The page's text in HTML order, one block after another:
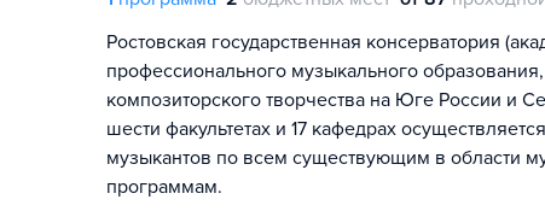
Ростовская государственная консерватория
профессионального музыкального
композиторского творчества на Юге России и
шести факультетах и 17 кафедрах
музыкантов по всем существующим в области
программам.